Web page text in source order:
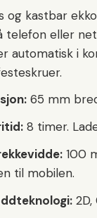
og kastbar
telefon eller
automatisk i
65 mm
8 timer.
100
til mobilen.